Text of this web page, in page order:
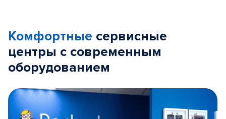
Комфортные сервисные
центры с современным
оборудованием